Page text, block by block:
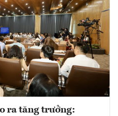
ra tăng trưởng: